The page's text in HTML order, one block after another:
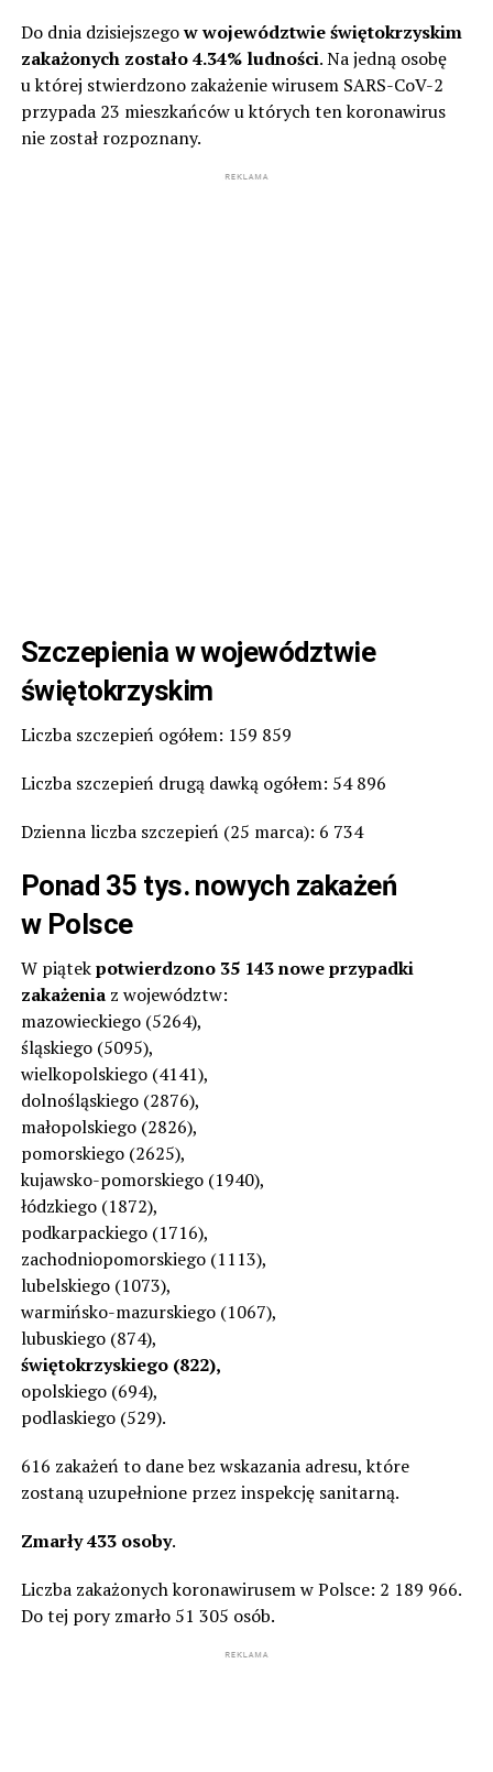
Do dnia dzisiejszegow województwie świętokrzyskim
zakażonych zostało 4.34% ludności. Na jedną osobę
u której stwierdzono zakażenie wirusem SARS-CoV-2
przypada 23 mieszkańców u których ten koronawirus
nie został rozpoznany.
Szczepienia w województwie
świętokrzyskim
Liczba szczepień ogółem: 159 859
Liczba szczepień drugą dawką ogółem: 54 896
Dzienna liczba szczepień (25 marca): 6 734
Ponad 35 tys. nowych zakażeń
w Polsce
W piątekpotwierdzono 35 143 nowe przypadki
zakażenia z województw:
mazowieckiego (5264),
śląskiego (5095),
wielkopolskiego (4141),
dolnośląskiego (2876),
małopolskiego (2826),
pomorskiego (2625),
kujawsko-pomorskiego (1940),
łódzkiego (1872),
podkarpackiego (1716),
zachodniopomorskiego (1113),
lubelskiego (1073),
warmińsko-mazurskiego (1067),
lubuskiego (874),
świętokrzyskiego (822),
opolskiego (694),
podlaskiego (529).
616 zakażeń to dane bez wskazania adresu, które
zostaną uzupełnione przez inspekcję sanitarną.
Zmarły 433 osoby.
Liczba zakażonych koronawirusem w Polsce: 2 189 966.
Do tej pory zmarło 51 305 osób.